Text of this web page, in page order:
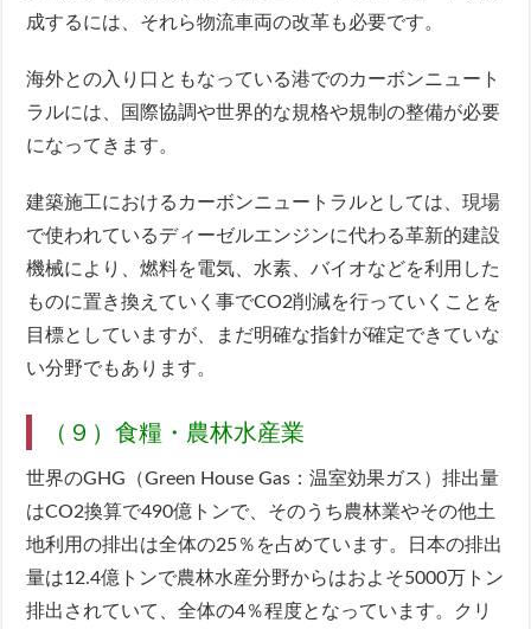
成するには、それら物流車両の改革も必要です。
海外との入り口ともなっている港でのカーボンニュート
ラルには、国際協調や世界的な規格や規制の整備が必要
になってきます。
建築施工におけるカーボンニュートラルとしては、現場
で使われているディーゼルエンジンに代わる革新的建設
機械により、燃料を電気、水素、バイオなどを利用した
ものに置き換えていく事でCO2削減を行っていくことを
目標としていますが、まだ明確な指針が確定できていな
い分野でもあります。
（９）食糧・農林水産業
世界のGHG（Green House Gas：温室効果ガス）排出量
はCO2換算で490億トンで、そのうち農林業やその他土
地利用の排出は全体の25％を占めています。日本の排出
量は12.4億トンで農林水産分野からはおよそ5000万トン
排出されていて、全体の4％程度となっています。クリ